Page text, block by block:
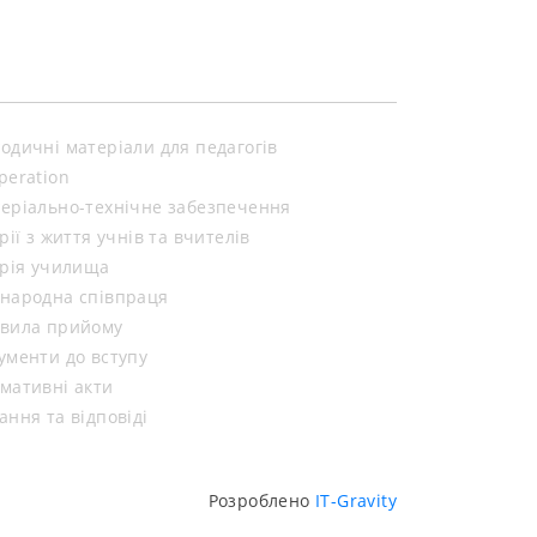
матеріали для педагогів
технічне забезпечення
з життя учнів та вчителів
училища
співпраця
прийому
до вступу
акти
та відповіді
Розроблено IT-Gravity